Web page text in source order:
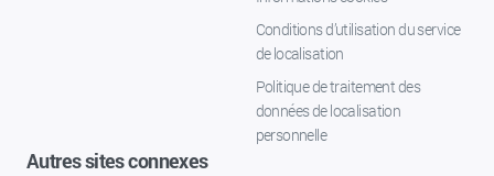
Conditions d’utilisation du service
de localisation
Politique de traitement des
données de localisation
personnelle
Autres sites connexes